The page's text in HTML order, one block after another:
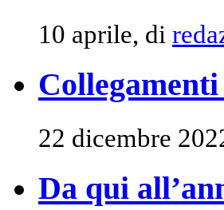
10 aprile, di
22 dicembre
Da qui